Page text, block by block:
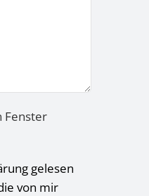
Fenster
gelesen
von mir